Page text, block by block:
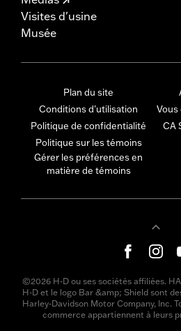
Visites d'usine
Musée
Plan du site
Conditions d'utilisation
Politique de confidentialité
Politique sur les témoins
Gérer les préférences en
matière de témoins
CA
©2026 H-D ou ses sociétés affiliées.
H-D et le logo Bar &amp; Shield sont
Harley-Davidson Motor Company, Inc.
commerce appartiennent à leurs